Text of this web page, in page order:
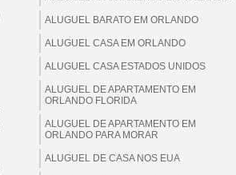
ALUGUEL BARATO EM ORLANDO
ALUGUEL CASA EM ORLANDO
ALUGUEL CASA ESTADOS UNIDOS
ALUGUEL DE APARTAMENTO EM
ORLANDO FLORIDA
ALUGUEL DE APARTAMENTO EM
ORLANDO PARA MORAR
ALUGUEL DE CASA NOS EUA